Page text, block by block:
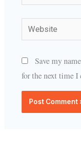
Website
Save my
for the next time I